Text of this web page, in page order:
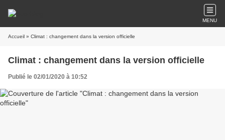
MENU
Accueil » Climat : changement dans la version officielle
Climat : changement dans la version officielle
Publié le 02/01/2020 à 10:52